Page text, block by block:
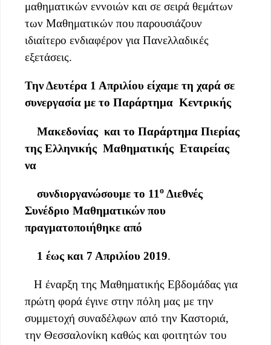
μαθηματικών εννοιών και σε σειρά θεμάτων
των Μαθηματικών που παρουσιάζουν
ιδιαίτερο ενδιαφέρον για Πανελλαδικές
εξετάσεις.
Την Δευτέρα 1 Απριλίου είχαμε τη χαρά σε
συνεργασία με το Παράρτημα Κεντρικής
Μακεδονίας και το Παράρτημα Πιερίας
της Ελληνικής Μαθηματικής Εταιρείας
να
συνδιοργανώσουμε το 11ο Διεθνές
Συνέδριο Μαθηματικών που
πραγματοποιήθηκε από
1 έως και 7 Απριλίου 2019.
Η έναρξη της Μαθηματικής Εβδομάδας για
πρώτη φορά έγινε στην πόλη μας με την
συμμετοχή συναδέλφων από την Καστοριά,
την Θεσσαλονίκη καθώς και φοιτητών του